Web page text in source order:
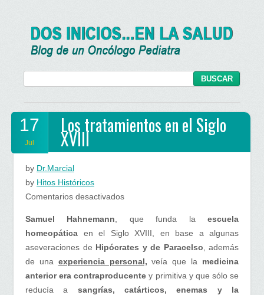
17
Jul
Los tratamientos en el Siglo
XVIII
by Dr.Marcial
by Hitos Históricos
Comentarios desactivadosen
tratamientos
en
el
Siglo
XVIII
Samuel Hahnemann , que funda laescuela
homeopática en el Siglo XVIII, en base a algunas
aseveraciones de Hipócrates y de Paracelso , además
de una experiencia personal, veía que la medicina
anterior era contraproducente y primitiva y que sólo se
reducía a sangrías, catárticos, enemas y la